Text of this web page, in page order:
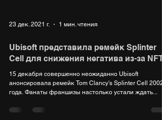
23 дек. 2021 г. 1 мин. чтения
Ubisoft представила ремейк Splinter
Cell для снижения негатива из-за NFT